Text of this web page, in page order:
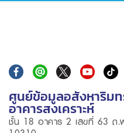
ศูนย์ข้อมูลอสังหาริม
อาคารสงเคราะห์
ชั้น 18 อาคาร 2 เลขที่ 63 ถ.